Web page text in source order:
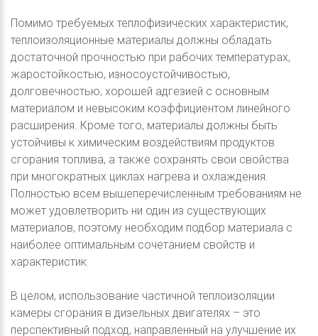
Помимо требуемых теплофизических характеристик,
теплоизоляционные материалы должны обладать
достаточной прочностью при рабочих температурах,
жаростойкостью, износоустойчивостью,
долговечностью, хорошей адгезией с основным
материалом и невысоким коэффициентом линейного
расширения. Кроме того, материалы должны быть
устойчивы к химическим воздействиям продуктов
сгорания топлива, а также сохранять свои свойства
при многократных циклах нагрева и охлаждения.
Полностью всем вышеперечисленным требованиям не
может удовлетворить ни один из существующих
материалов, поэтому необходим подбор материала с
наиболее оптимальным сочетанием свойств и
характеристик.
В целом, использование частичной теплоизоляции
камеры сгорания в дизельных двигателях – это
перспективный подход, направленный на улучшение их